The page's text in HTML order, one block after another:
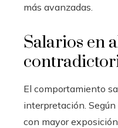
más avanzadas.
Salarios en
El comportamiento
interpretación.
con mayor